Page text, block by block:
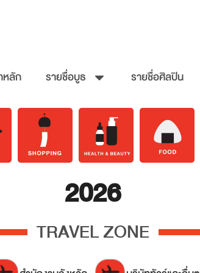
ลัก รายชื่อบูธ รายชื่อศิลปิน
2026
TRAVEL ZONE